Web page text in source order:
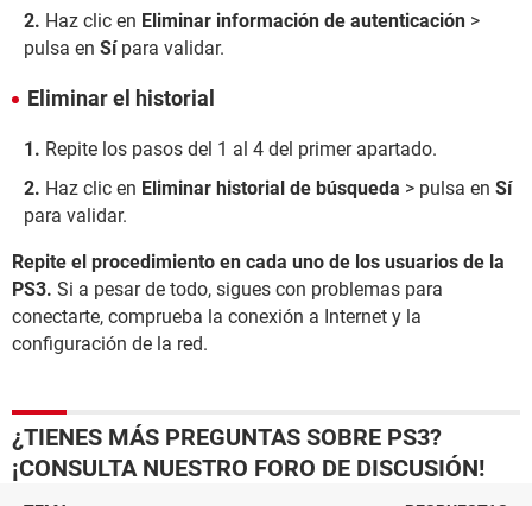
Haz clic en Eliminar información de autenticación >
pulsa en Sípara validar.
Eliminar el historial
Repite los pasos del 1 al 4 del primer apartado.
Haz clic en Eliminar historial de búsqueda > pulsa en Sí
para validar.
Repite el procedimiento en cada uno de los usuarios de la
PS3. Si a pesar de todo, sigues con problemas para
conectarte, comprueba la conexión a Internet y la
configuración de la red.
¿TIENES MÁS PREGUNTAS SOBRE PS3?
¡CONSULTA NUESTRO FORO DE DISCUSIÓN!